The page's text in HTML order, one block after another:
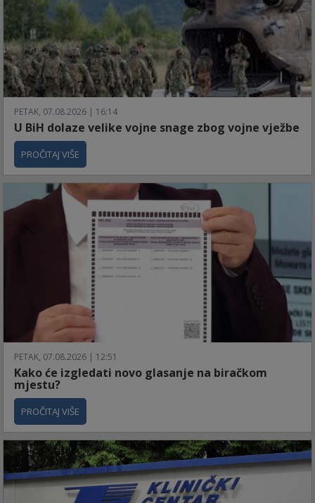
PETAK, 07.08.2026 | 16:14
U BiH dolaze velike vojne snage zbog vojne vježbe
PROČITAJ VIŠE
PETAK, 07.08.2026 | 12:51
Kako će izgledati novo glasanje na biračkom
mjestu?
PROČITAJ VIŠE